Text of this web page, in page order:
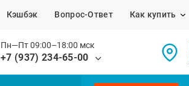
Кэшбэк Вопрос-Ответ Как купить
Пн—Пт 09:00–18:00 мск
+7 (937) 234-65-00